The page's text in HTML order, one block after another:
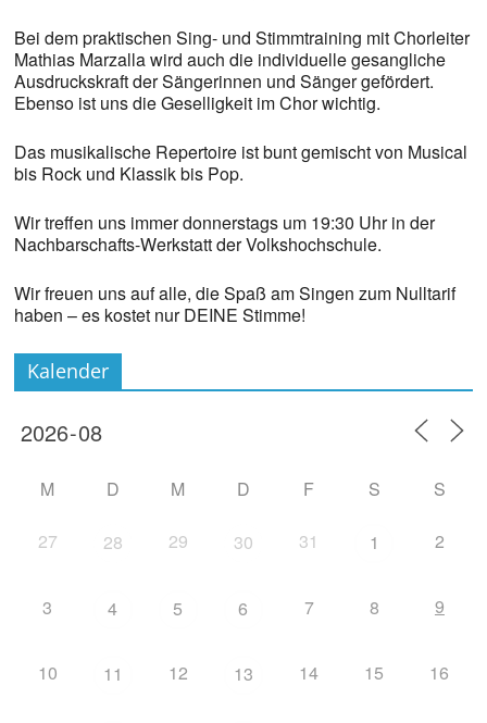
Bei dem praktischen Sing- und Stimmtraining mit Chorleiter
Mathias Marzalla wird auch die individuelle gesangliche
Ausdruckskraft der Sängerinnen und Sänger gefördert.
Ebenso ist uns die Geselligkeit im Chor wichtig.
Das musikalische Repertoire ist bunt gemischt von Musical
bis Rock und Klassik bis Pop.
Wir treffen uns immer donnerstags um 19:30 Uhr in der
Nachbarschafts-Werkstatt der Volkshochschule.
Wir freuen uns auf alle, die Spaß am Singen zum Nulltarif
haben – es kostet nur DEINE Stimme!
Kalender
M D M D F S S
27 28 29 30 31 1 2
3 4 5 6 7 8 9
10 11 12 13 14 15 16